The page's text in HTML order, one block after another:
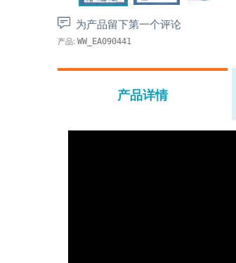
为产品留下第一个评论
产品: WW_EA090441
产品详情